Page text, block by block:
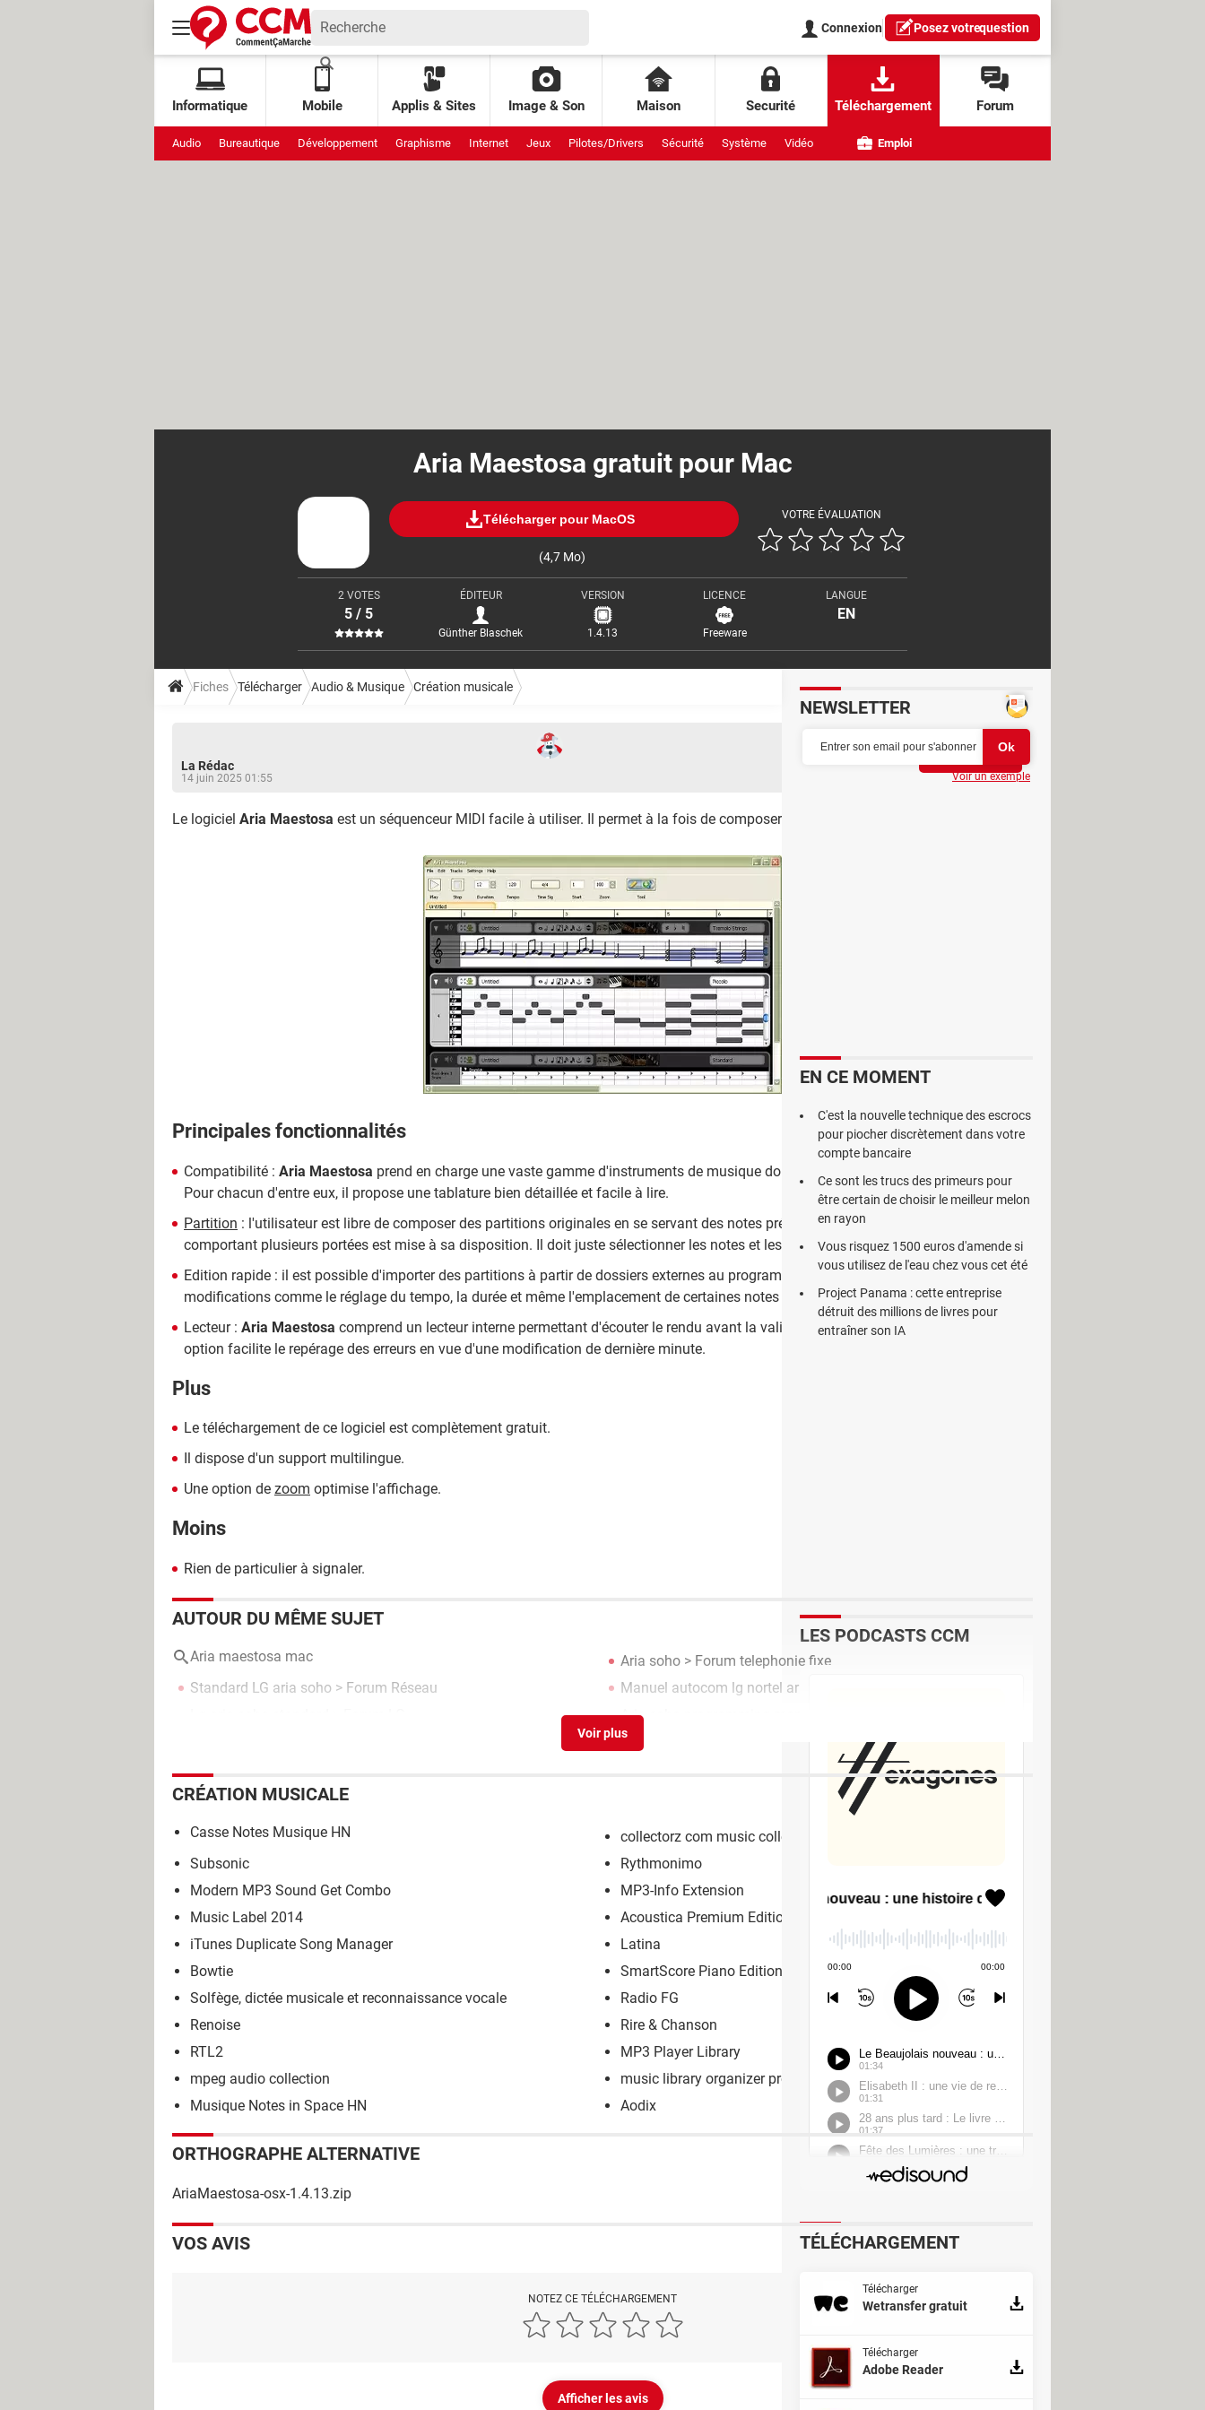
Connexion Posez votrequestion
Informatique Mobile Applis & Sites Image & Son Maison Securité Téléchargement Forum
Audio Bureautique Développement Graphisme Internet Jeux Pilotes/Drivers Sécurité Système Vidéo Emploi
Aria Maestosa gratuit pour Mac
Télécharger pour MacOS
(4,7 Mo)
VOTRE ÉVALUATION
2 VOTES
5 / 5
ÉDITEUR
Günther Blaschek
VERSION
1.4.13
LICENCE
Freeware
LANGUE
EN
Fiches Télécharger Audio & Musique Création musicale
La Rédac
14 juin 2025 01:55
Le logiciel Aria Maestosa est un séquenceur MIDI facile à utiliser. Il permet à la fois de composer et d'éditer des fichiers MIDI.
Principales fonctionnalités
Compatibilité : Aria Maestosa prend en charge une vaste gamme d'instruments de musique dont le clavier, la guitare et le tambour.
Pour chacun d'entre eux, il propose une tablature bien détaillée et facile à lire.
Partition : l'utilisateur est libre de composer des partitions originales en se servant des notes préétablies dans le programme. Une fiche
comportant plusieurs portées est mise à sa disposition. Il doit juste sélectionner les notes et les ajouter sur la portée.
Edition rapide : il est possible d'importer des partitions à partir de dossiers externes au programme et y apporter quelques
modifications comme le réglage du tempo, la durée et même l'emplacement de certaines notes sur la portée.
Lecteur : Aria Maestosa comprend un lecteur interne permettant d'écouter le rendu avant la validation finale et la sauvegarde. Cette
option facilite le repérage des erreurs en vue d'une modification de dernière minute.
Plus
Le téléchargement de ce logiciel est complètement gratuit.
Il dispose d'un support multilingue.
Une option de zoom optimise l'affichage.
Moins
Rien de particulier à signaler.
AUTOUR DU MÊME SUJET
Aria maestosa mac Aria soho > Forum telephonie fixe
Standard LG aria soho > Forum Réseau Manuel autocom lg nortel aria soho
Aria soho programming manual pdf
CRÉATION MUSICALE
Casse Notes Musique HN
collectorz com music collector
Subsonic
Rythmonimo
Modern MP3 Sound Get Combo
MP3-Info Extension
Music Label 2014
Acoustica Premium Edition
iTunes Duplicate Song Manager
Latina
Bowtie
SmartScore Piano Edition
Solfège, dictée musicale et reconnaissance vocale
Radio FG
Renoise
Rire & Chanson
RTL2
MP3 Player Library
mpeg audio collection
music library organizer pro
Musique Notes in Space HN
Aodix
ORTHOGRAPHE ALTERNATIVE
AriaMaestosa-osx-1.4.13.zip
VOS AVIS
NOTEZ CE TÉLÉCHARGEMENT
Afficher les avis
NEWSLETTER
Voir un exemple
EN CE MOMENT
C'est la nouvelle technique des escrocs
pour piocher discrètement dans votre
compte bancaire
Ce sont les trucs des primeurs pour
être certain de choisir le meilleur melon
en rayon
Vous risquez 1500 euros d'amende si
vous utilisez de l'eau chez vous cet été
Project Panama : cette entreprise
détruit des millions de livres pour
entraîner son IA
LES PODCASTS CCM
TÉLÉCHARGEMENT
Télécharger
Wetransfer gratuit
Télécharger
Adobe Reader